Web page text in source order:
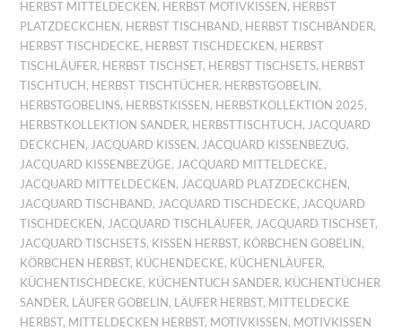
HERBST MITTELDECKEN , HERBST MOTIVKISSEN , HERBST
PLATZDECKCHEN , HERBST TISCHBAND, HERBST TISCHBÄNDER,
HERBST TISCHDECKE, HERBST TISCHDECKEN , HERBST
TISCHLÄUFER, HERBST TISCHSET, HERBST TISCHSETS, HERBST
TISCHTUCH , HERBST TISCHTÜCHER, HERBSTGOBELIN ,
HERBSTGOBELINS, HERBSTKISSEN , HERBSTKOLLEKTION 2025,
HERBSTKOLLEKTION SANDER, HERBSTTISCHTUCH , JACQUARD
DECKCHEN , JACQUARD KISSEN , JACQUARD KISSENBEZUG,
JACQUARD KISSENBEZÜGE, JACQUARD MITTELDECKE,
JACQUARD MITTELDECKEN , JACQUARD PLATZDECKCHEN ,
JACQUARD TISCHBAND, JACQUARD TISCHDECKE, JACQUARD
TISCHDECKEN , JACQUARD TISCHLÄUFER, JACQUARD TISCHSET,
JACQUARD TISCHSETS, KISSEN HERBST, KÖRBCHEN GOBELIN ,
KÖRBCHEN HERBST, KÜCHENDECKE, KÜCHENLÄUFER,
KÜCHENTISCHDECKE, KÜCHENTUCH SANDER, KÜCHENTÜCHER
SANDER, LÄUFER GOBELIN , LÄUFER HERBST, MITTELDECKE
HERBST, MITTELDECKEN HERBST, MOTIVKISSEN , MOTIVKISSEN